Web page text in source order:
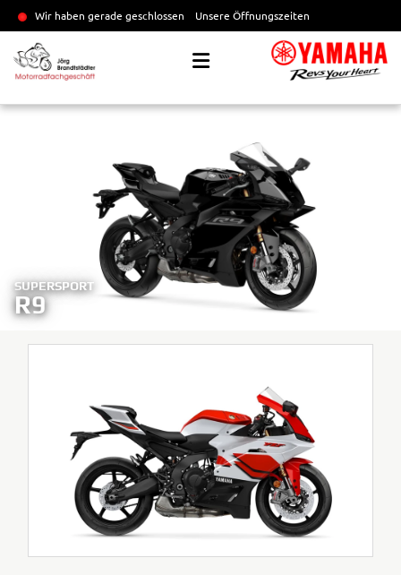
Wir haben gerade geschlossen Unsere Öffnungszeiten
SUPERSPORT
R9